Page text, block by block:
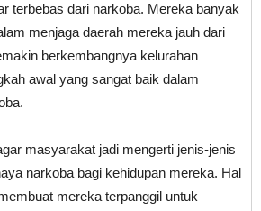
terbebas dari narkoba. Mereka banyak
menjaga daerah mereka jauh dari
berkembangnya kelurahan
awal yang sangat baik dalam
masyarakat jadi mengerti jenis-jenis
narkoba bagi kehidupan mereka. Hal
mereka terpanggil untuk